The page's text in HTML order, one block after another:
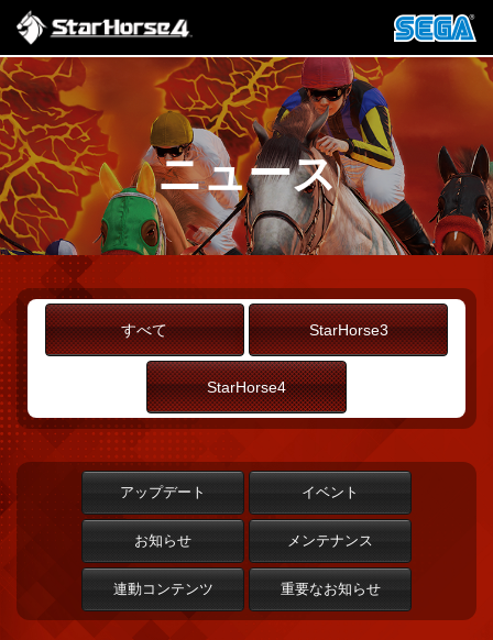
ニュース
すべて StarHorse3
StarHorse4
アップデート イベント
お知らせ メンテナンス
連動コンテンツ 重要なお知らせ